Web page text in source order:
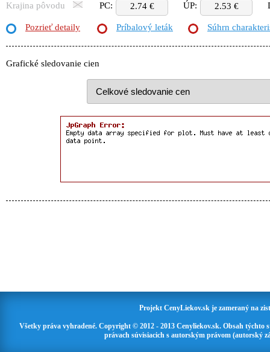
Krajina pôvodu
PC: 2.74 € ÚP: 2.53 €
Pozrieť detaily Príbalový leták Súhrn
Grafické sledovanie cien
Projekt CenyLiekov.sk je zameraný na
Všetky práva vyhradené. Copyright © 2012 - 2013 Cenyliekov.sk. Obsah
právach súvisiacich s autorským právom (autorský